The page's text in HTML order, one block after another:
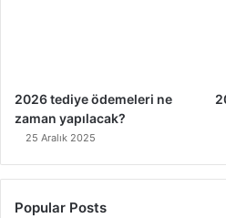
2026 tediye ödemeleri ne
zaman yapılacak?
25 Aralık 2025
Popular Posts